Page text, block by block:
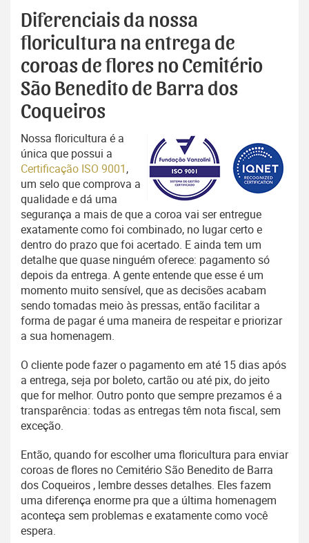
Diferenciais da nossa
floricultura na entrega de
coroas de flores no Cemitério
São Benedito de Barra dos
Coqueiros
Nossa floricultura é a
única que possui a
Certificação ISO 9001,
um selo que comprova a
qualidade e dá uma
segurança a mais de que a coroa vai ser entregue
exatamente como foi combinado, no lugar certo e
dentro do prazo que foi acertado. E ainda tem um
detalhe que quase ninguém oferece: pagamento só
depois da entrega. A gente entende que esse é um
momento muito sensível, que as decisões acabam
sendo tomadas meio às pressas, então facilitar a
forma de pagar é uma maneira de respeitar e priorizar
a sua homenagem.
O cliente pode fazer o pagamento em até 15 dias após
a entrega, seja por boleto, cartão ou até pix, do jeito
que for melhor. Outro ponto que sempre prezamos é a
transparência: todas as entregas têm nota fiscal, sem
exceção.
Então, quando for escolher uma floricultura para enviar
coroas de flores no Cemitério São Benedito de Barra
dos Coqueiros , lembre desses detalhes. Eles fazem
uma diferença enorme pra que a última homenagem
aconteça sem problemas e exatamente como você
espera.